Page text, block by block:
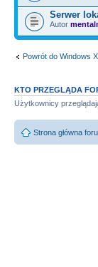
Serwer
Autor
Powrót do Windows
KTO PRZEGLĄDA
Użytkownicy
Strona główna